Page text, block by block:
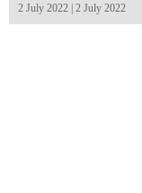
2 July 2022 | 2 July 2022